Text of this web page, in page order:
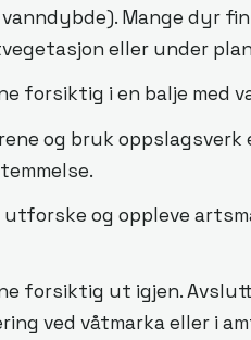
Mange dyr
eller under
forsiktig i en balje med
og bruk oppslagsverk
utforske og oppleve
forsiktig ut igjen.
ved våtmarka eller i